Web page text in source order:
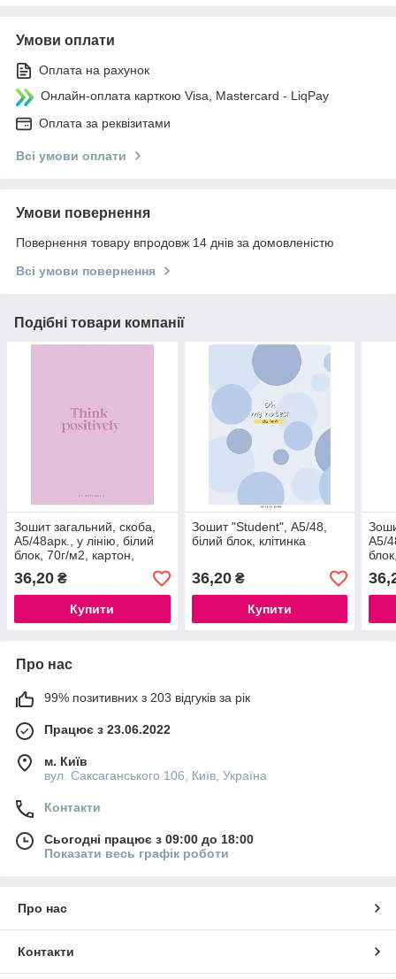
Умови оплати
Оплата на рахунок
Онлайн-оплата карткою Visa, Mastercard - LiqPay
Оплата за реквізитами
Всі умови оплати
Умови повернення
Повернення товару впродовж 14 днів за домовленістю
Всі умови повернення
Подібні товари компанії
Зошит загальний, скоба,
А5/48арк., у лінію, білий
блок, 70г/м2, картон,
виб.УФ-лак, Student
36,20 ₴
Купити
Зошит "Student", А5/48,
білий блок, клітинка
36,20₴
Купити
А5/
Про нас
99% позитивних з 203 відгуків за рік
Працює з 23.06.2022
м. Київ
вул. Саксаганського 106, Київ, Україна
Контакти
Сьогодні працює з 09:00 до 18:00
Показати весь графік роботи
Про нас
Контакти